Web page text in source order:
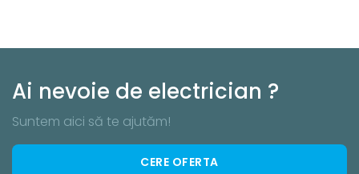
Ai nevoie de electrician ?
Suntem aici să te ajutăm!
CERE OFERTA